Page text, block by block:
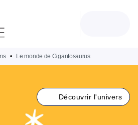
• Le monde de Gigantosaurus
Découvrir l'univers